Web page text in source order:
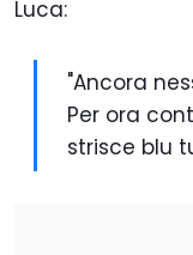
Luca:
"Ancora
Per ora
strisce blu